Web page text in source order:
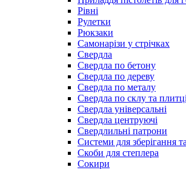
Рівні
Рулетки
Рюкзаки
Самонарізи у стрічках
Свердла
Свердла по бетону
Свердла по дереву
Свердла по металу
Свердла по склу та плитці
Свердла універсальні
Свердла центруючі
Свердлильні патрони
Системи для зберігання
Скоби для степлера
Сокири